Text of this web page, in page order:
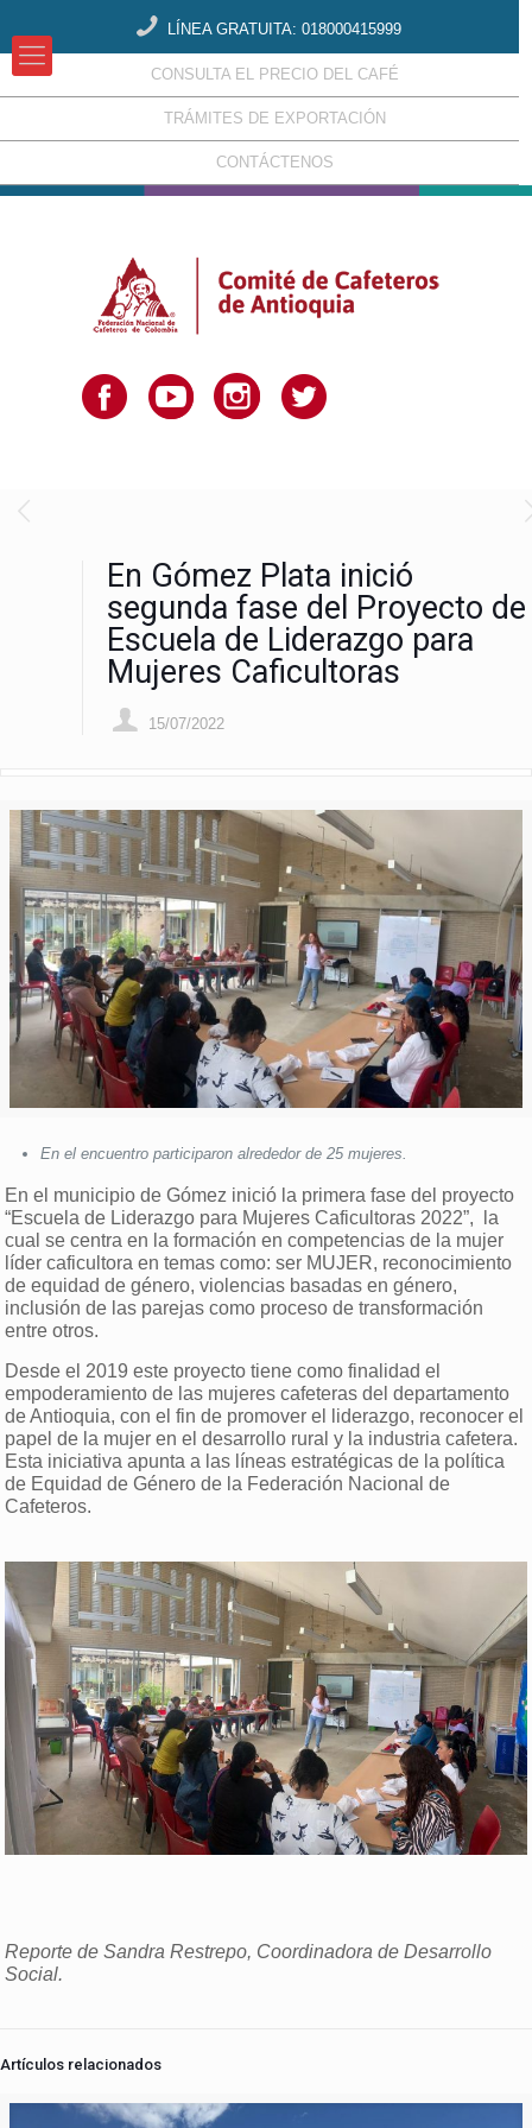
LÍNEA GRATUITA: 018000415999
CONSULTA EL PRECIO DEL CAFÉ
TRÁMITES DE EXPORTACIÓN
CONTÁCTENOS
En Gómez Plata inició
segunda fase del Proyecto de
Escuela de Liderazgo para
Mujeres Caficultoras
15/07/2022
En el encuentro participaron alrededor de 25 mujeres.
En el municipio de Gómez inició la primera fase del proyecto
“Escuela de Liderazgo para Mujeres Caficultoras 2022”, la
cual se centra en la formación en competencias de la mujer
líder caficultora en temas como: ser MUJER, reconocimiento
de equidad de género, violencias basadas en género,
inclusión de las parejas como proceso de transformación
entre otros.
Desde el 2019 este proyecto tiene como finalidad el
empoderamiento de las mujeres cafeteras del departamento
de Antioquia, con el fin de promover el liderazgo, reconocer el
papel de la mujer en el desarrollo rural y la industria cafetera.
Esta iniciativa apunta a las líneas estratégicas de la política
de Equidad de Género de la Federación Nacional de
Cafeteros.
Reporte de Sandra Restrepo, Coordinadora de Desarrollo
Social.
Artículos relacionados